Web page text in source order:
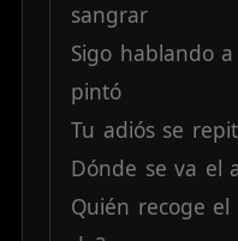
sangrar
Sigo hablando a
pintó
Tu adiós se
Dónde se va el
Quién recoge el